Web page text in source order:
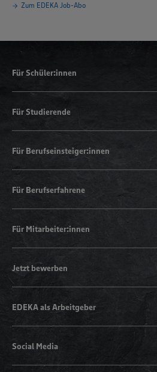
Zum EDEKA Job-Abo
Für Schüler:innen
Für Studierende
Für Berufseinsteiger:innen
Für Berufserfahrene
Für Mitarbeiter:innen
Jetzt bewerben
EDEKA als Arbeitgeber
Social Media